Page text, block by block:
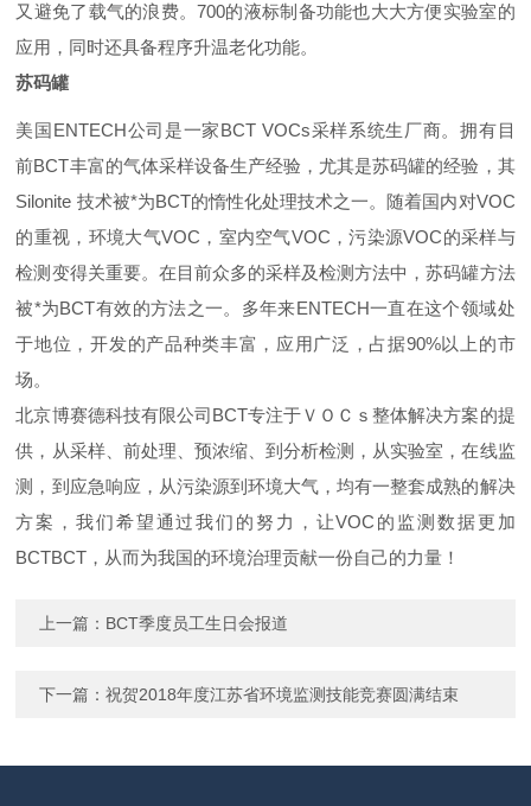
又避免了载气的浪费。700的液标制备功能也大大方便实验室的
应用，同时还具备程序升温老化功能。
苏码罐
美国ENTECH公司是一家BCT VOCs采样系统生厂商。拥有目
前BCT丰富的气体采样设备生产经验，尤其是苏码罐的经验，其
Silonite 技术被*为BCT的惰性化处理技术之一。随着国内对VOC
的重视，环境大气VOC ，室内空气VOC ，污染源VOC的采样与
检测变得关重要。在目前众多的采样及检测方法中，苏码罐方法
被*为BCT有效的方法之一。多年来ENTECH一直在这个领域处
于地位，开发的产品种类丰富，应用广泛，占据90%以上的市
场。
北京博赛德科技有限公司BCT专注于ＶＯＣｓ整体解决方案的提
供，从采样、前处理、预浓缩、到分析检测，从实验室，在线监
测，到应急响应，从污染源到环境大气，均有一整套成熟的解决
方案，我们希望通过我们的努力，让VOC 的监测数据更加
BCTBCT，从而为我国的环境治理贡献一份自己的力量！
上一篇： BCT季度员工生日会报道
下一篇：祝贺2018年度江苏省环境监测技能竞赛圆满结束